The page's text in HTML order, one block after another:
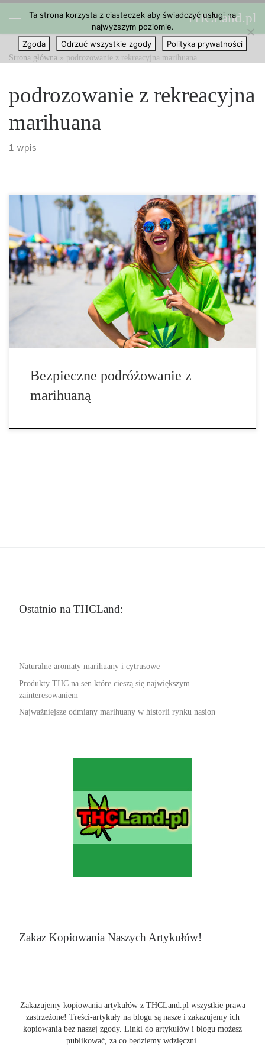
Przejdź do treści THCLand.pl
Strona główna » podrozowanie z rekreacyjna marihuana
podrozowanie z rekreacyjna
marihuana
1 wpis
Podróżowaniem z marihuaną nie jest zadaniem niemożliwym, ale
nadal może sprawiać wiele kłopotów z władzami. Wraz z rosnącą
przewagą medycznej marihuany, coraz więcej osób zastanawia się,
jak bezpiecznie podróżować z marihuaną. Odpowiedź może nie
być tak prosta, jak myślisz, ale […]
Bezpieczne podróżowanie z
marihuaną
Ostatnio na THCLand:
Naturalne aromaty marihuany i cytrusowe
Produkty THC na sen które cieszą się największym
zainteresowaniem
Najważniejsze odmiany marihuany w historii rynku nasion
Zakaz Kopiowania Naszych Artykułów!
Zakazujemy kopiowania artykułów z THCLand.pl wszystkie prawa
zastrzeżone! Treści-artykuły na blogu są nasze i zakazujemy ich
kopiowania bez naszej zgody. Linki do artykułów i blogu możesz
publikować, za co będziemy wdzięczni.
Ta strona korzysta z ciasteczek aby świadczyć usługi na
najwyższym poziomie.
Zgoda
Odrzuć wszystkie zgody Polityka prywatności